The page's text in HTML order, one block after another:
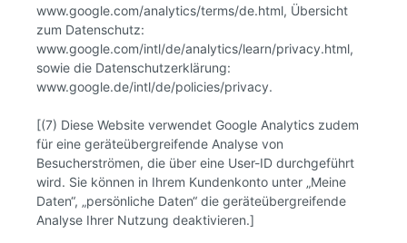
www.google.com/analytics/terms/de.html, Übersicht
zum Datenschutz:
www.google.com/intl/de/analytics/learn/privacy.html,
sowie die Datenschutzerklärung:
www.google.de/intl/de/policies/privacy.
[(7) Diese Website verwendet Google Analytics zudem
für eine geräteübergreifende Analyse von
Besucherströmen, die über eine User-ID durchgeführt
wird. Sie können in Ihrem Kundenkonto unter „Meine
Daten“, „persönliche Daten“ die geräteübergreifende
Analyse Ihrer Nutzung deaktivieren.]